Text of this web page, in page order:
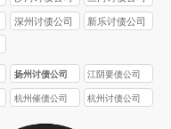
深州讨债公司 新乐讨债公司
扬州讨债公司 江阴要债公司
杭州催债公司 杭州讨债公司